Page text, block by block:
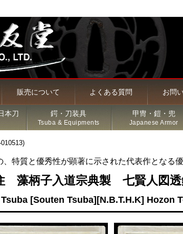
販売について よくある質問 お問
・薙刀
古名刀
価品
本刀 鍔・刀装具
Tsuba & Equipments
甲冑・鎧・兜
Japanese Armor
特質と優秀性が顕著に示された代表作となる優
藻柄子入道宗典製 七賢人図
Tsuba [Souten Tsuba][N.B.T.H.K] Hozon